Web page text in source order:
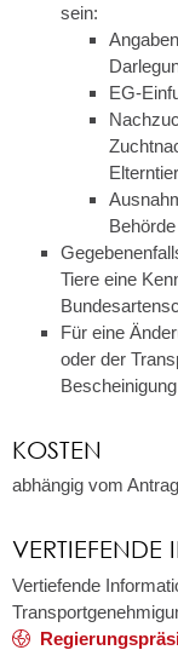
sein:
EG-
Tiere eine
Für eine
oder der
Bescheinigung
KOSTEN
abhängig vom Antrag
Vertiefende